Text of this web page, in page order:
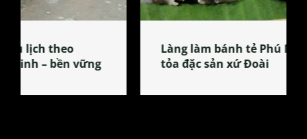
Làng làm bánh tẻ Phú Nhi – nơi lan
tỏa đặc sản xứ Đoài